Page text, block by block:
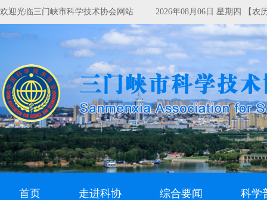
欢迎光临三门峡市科学技术协会网站 2026年08月06日 星期四 【农
首页 走进科协 综合要闻 科学